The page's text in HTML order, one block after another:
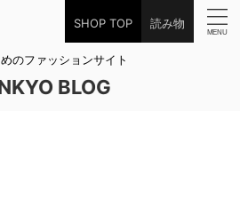
SHOP TOP 読み物
のファッションサイト
BLOG